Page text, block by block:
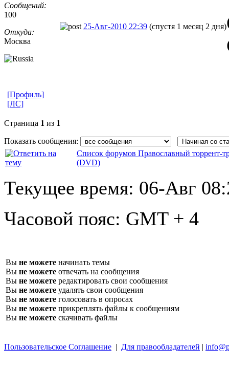
Сообщений:
100
Откуда:
Москва
25-Авг-2010 22:39 (спустя 1 месяц 2 дня)
[Профиль]
[ЛС]
Страница 1 из 1
Показать сообщения:
Список форумов Православный торрент-
(DVD)
Текущее время: 06-Авг
Часовой пояс: GMT + 4
Вы не можете начинать темы
Вы не можете отвечать на сообщения
Вы не можете редактировать свои сообщения
Вы не можете удалять свои сообщения
Вы не можете голосовать в опросах
Вы не можете прикреплять файлы к сообщениям
Вы не можете скачивать файлы
Пользовательское Соглашение | Для правообладателей |